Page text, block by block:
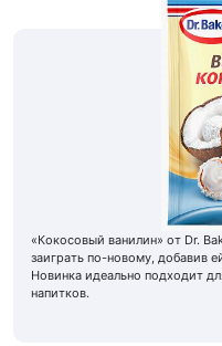
«Кокосовый ванилин» от Dr.
заиграть по-новому, добавив
Новинка идеально подходит
напитков.